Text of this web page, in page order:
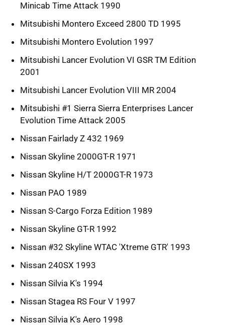
Minicab Time Attack 1990
Mitsubishi Montero Exceed 2800 TD 1995
Mitsubishi Montero Evolution 1997
Mitsubishi Lancer Evolution VI GSR TM Edition
2001
Mitsubishi Lancer Evolution VIII MR 2004
Mitsubishi #1 Sierra Sierra Enterprises Lancer
Evolution Time Attack 2005
Nissan Fairlady Z 432 1969
Nissan Skyline 2000GT-R 1971
Nissan Skyline H/T 2000GT-R 1973
Nissan PAO 1989
Nissan S-Cargo Forza Edition 1989
Nissan Skyline GT-R 1992
Nissan #32 Skyline WTAC 'Xtreme GTR' 1993
Nissan 240SX 1993
Nissan Silvia K's 1994
Nissan Stagea RS Four V 1997
Nissan Silvia K's Aero 1998